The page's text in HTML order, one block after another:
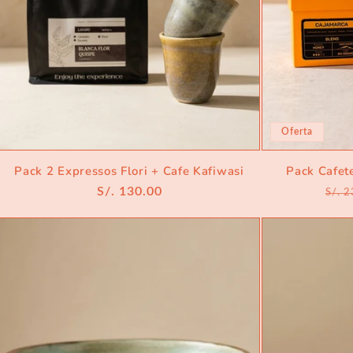
Pack 2 Expressos Flori + Cafe Kafiwasi
Precio
S/. 130.00
Oferta
Pack
S/.